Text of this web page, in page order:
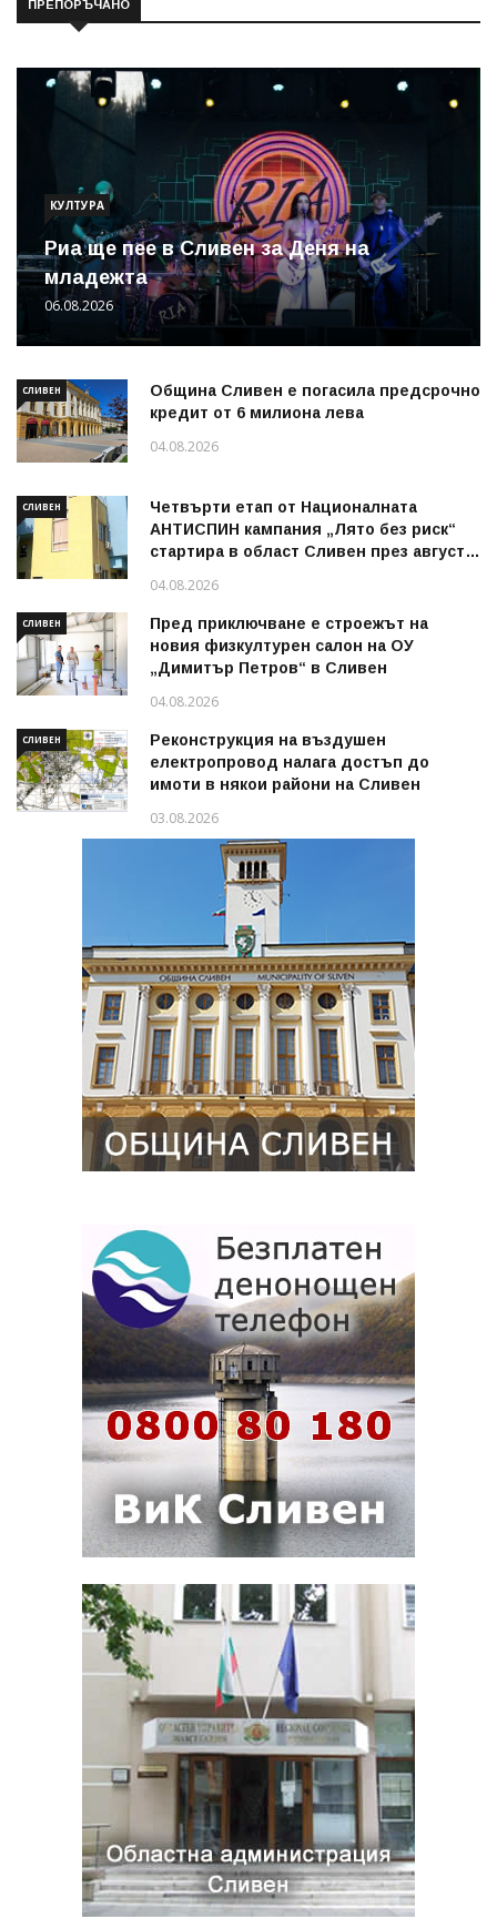
ПРЕПОРЪЧАНО
КУЛТУРА
Риа ще пее в Сливен за Деня на
младежта
06.08.2026
СЛИВЕН
Община Сливен е погасила предсрочно
кредит от 6 милиона лева
04.08.2026
СЛИВЕН
Четвърти етап от Националната
АНТИСПИН кампания „Лято без риск“
стартира в област Сливен през август
04.08.2026
СЛИВЕН
Пред приключване е строежът на
новия физкултурен салон на ОУ
„Димитър Петров“ в Сливен
04.08.2026
СЛИВЕН
Реконструкция на въздушен
електропровод налага достъп до
имоти в някои райони на Сливен
03.08.2026